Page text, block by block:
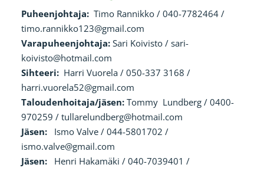
Puheenjohtaja:Timo Rannikko / 040-7782464 /
timo.rannikko123@gmail.com
Varapuheenjohtaja:Sari Koivisto / sari-
koivisto@hotmail.com
Sihteeri:Harri Vuorela / 050-337 3168 /
harri.vuorela52@gmail.com
Taloudenhoitaja/jäsen:Tommy Lundberg / 0400-
970259 / tullarelundberg@hotmail.com
Jäsen:Ismo Valve / 044-5801702 /
ismo.valve@gmail.com
Jäsen:
Henri Hakamäki / 040-7039401 /